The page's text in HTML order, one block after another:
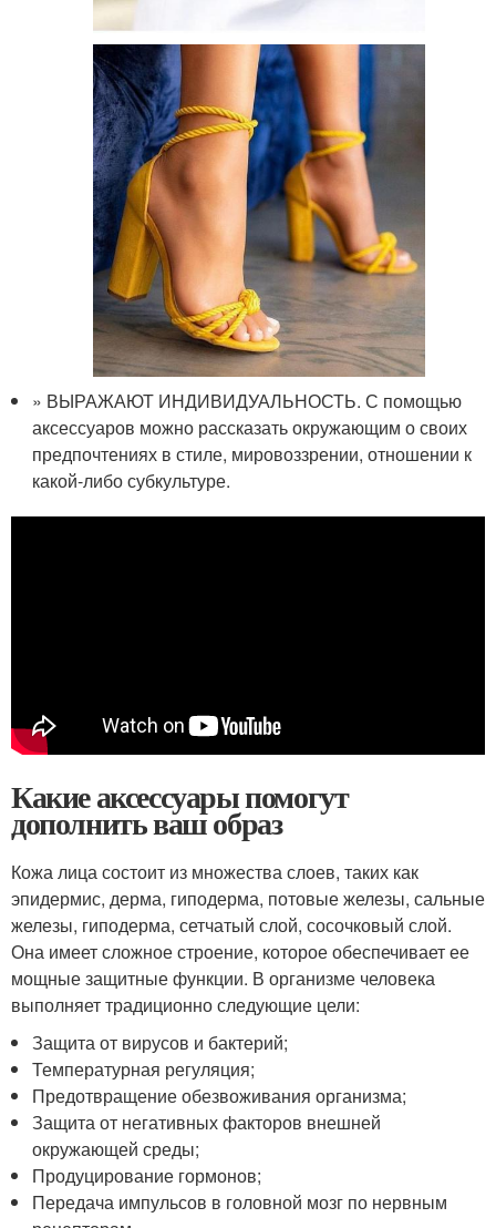
» ВЫРАЖАЮТ ИНДИВИДУАЛЬНОСТЬ. С помощью
аксессуаров можно рассказать окружающим о своих
предпочтениях в стиле, мировоззрении, отношении к
какой-либо субкультуре.
Какие аксессуары помогут
дополнить ваш образ
Кожа лица состоит из множества слоев, таких как
эпидермис, дерма, гиподерма, потовые железы, сальные
железы, гиподерма, сетчатый слой, сосочковый слой.
Она имеет сложное строение, которое обеспечивает ее
мощные защитные функции. В организме человека
выполняет традиционно следующие цели:
Защита от вирусов и бактерий;
Температурная регуляция;
Предотвращение обезвоживания организма;
Защита от негативных факторов внешней
окружающей среды;
Продуцирование гормонов;
Передача импульсов в головной мозг по нервным